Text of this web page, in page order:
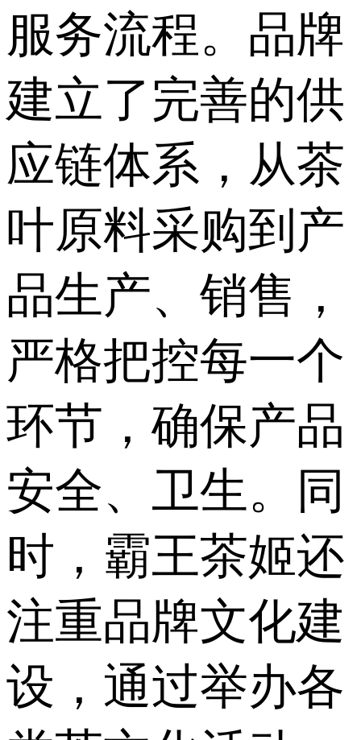
服务流程。品牌
建立了完善的供
应链体系，从茶
叶原料采购到产
品生产、销售，
严格把控每一个
环节，确保产品
安全、卫生。同
时，霸王茶姬还
注重品牌文化建
设，通过举办各